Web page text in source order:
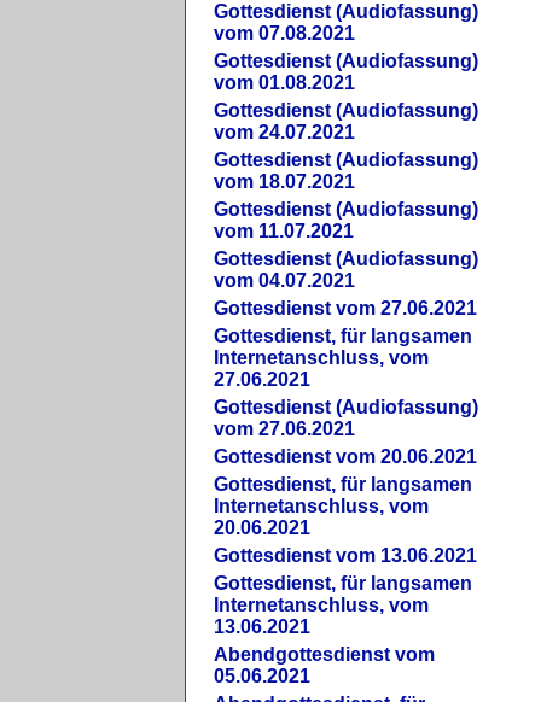
Gottesdienst (Audiofassung)
vom 07.08.2021
Gottesdienst (Audiofassung)
vom 01.08.2021
Gottesdienst (Audiofassung)
vom 24.07.2021
Gottesdienst (Audiofassung)
vom 18.07.2021
Gottesdienst (Audiofassung)
vom 11.07.2021
Gottesdienst (Audiofassung)
vom 04.07.2021
Gottesdienst vom 27.06.2021
Gottesdienst, für langsamen
Internetanschluss, vom
27.06.2021
Gottesdienst (Audiofassung)
vom 27.06.2021
Gottesdienst vom 20.06.2021
Gottesdienst, für langsamen
Internetanschluss, vom
20.06.2021
Gottesdienst vom 13.06.2021
Gottesdienst, für langsamen
Internetanschluss, vom
13.06.2021
Abendgottesdienst vom
05.06.2021